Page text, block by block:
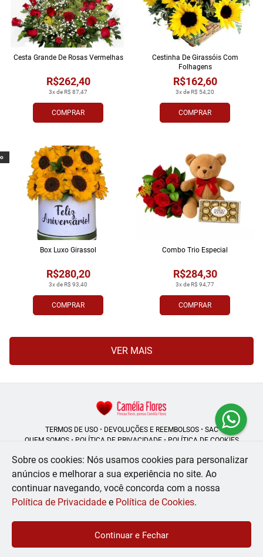
COMPRAR
3x de R$ 87,47
R$262,40
Cesta Grande De Rosas Vermelhas
COMPRAR
3x de R$ 54,20
R$162,60
Cestinha De Girassóis Com
Folhagens
COMPRAR
3x de R$ 93,40
R$280,20
Box Luxo Girassol
COMPRAR
3x de R$ 94,77
R$284,30
Combo Trio Especial
VER MAIS
TERMOS DE USO• DEVOLUÇÕES E REEMBOLSOS• SAC
QUEM SOMOS• POLÍTICA DE PRIVACIDADE• POLÍTICA DE COOKIES
Camélia Flores | CNPJ: 08.250.956/0001-53
Rua do Rosário - 164, Centro - Rio de Janeiro - RJ - 20041-002
© 2024-2026 - Todos os direitos reservados - Desenvolvido por
Sobre os cookies: Nós usamos cookies para personalizar
anúncios e melhorar a sua experiência no site. Ao
continuar navegando, você concorda com a nossa
Política de Privacidade e Política de Cookies.
Continuar e Fechar